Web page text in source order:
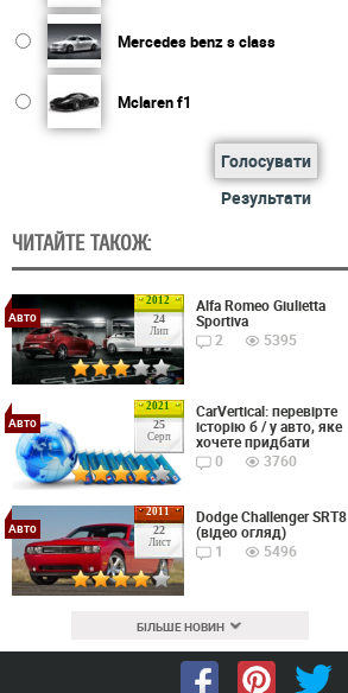
Mercedes benz s class
Mclaren f1
Голосувати
Результати
ЧИТАЙТЕ ТАКОЖ:
2012
24
Лип
Авто
Alfa Romeo Giulietta
Sportiva
2
5395
2021
25
Серп
Авто
CarVertical: перевірте
історію б / у авто, яке
хочете придбати
0
3760
2011
22
Лист
Авто
Dodge Challenger SRT8
(відео огляд)
1
5496
БІЛЬШЕ НОВИН